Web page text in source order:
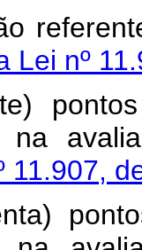
Lei nº
na
11.907,